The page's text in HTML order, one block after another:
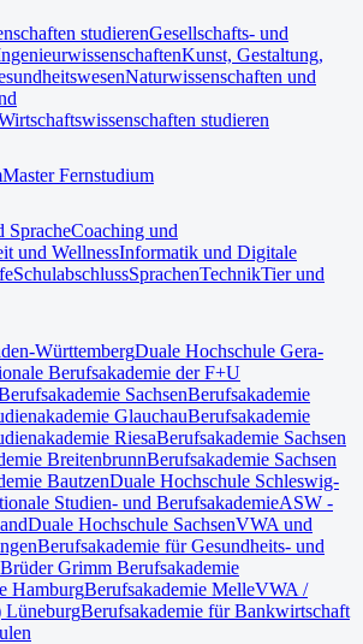
studierenGesellschafts- und
Kunst, Gestaltung,
Naturwissenschaften und
studieren
Master Fernstudium
SpracheCoaching und
und WellnessInformatik und Digitale
SchulabschlussSprachenTechnikTier und
WürttembergDuale Hochschule Gera-
Berufsakademie der F+U
SachsenBerufsakademie
GlauchauBerufsakademie
RiesaBerufsakademie Sachsen
BreitenbrunnBerufsakademie Sachsen
BautzenDuale Hochschule Schleswig-
Studien- und BerufsakademieASW -
Duale Hochschule SachsenVWA und
Berufsakademie für Gesundheits- und
Brüder Grimm Berufsakademie
HamburgBerufsakademie MelleVWA /
LüneburgBerufsakademie für Bankwirtschaft